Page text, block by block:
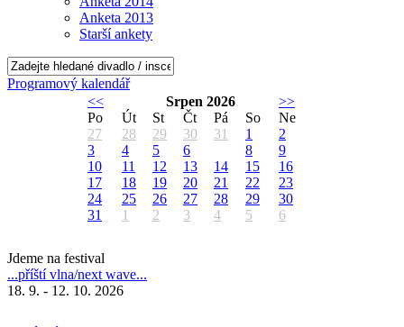
Anketa 2013
Starší ankety
Programový kalendář
<<
Srpen 2026
>>
Po
Út St Čt Pá So
Ne
27
28 29 30 31 1
2
3
4 5 6 8
9
10
11 12 13 14 15
16
17
18 19 20 21 22
23
24
25 26 27 28 29
30
31
1 2 3 4 5 6
Jdeme na festival
...příští vlna/next wave...
18. 9. - 12. 10. 2026